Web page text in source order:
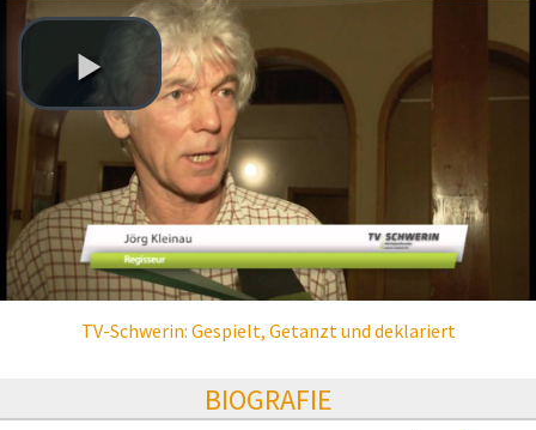
TV-Schwerin: Gespielt, Getanzt und deklariert
BIOGRAFIE